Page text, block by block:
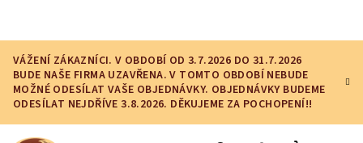
obsah
VÁŽENÍ ZÁKAZNÍCI. V OBDOBÍ OD 3.7.2026 DO 31.7.2026
BUDE NAŠE FIRMA UZAVŘENA. V TOMTO OBDOBÍ NEBUDE
MOŽNÉ ODESÍLAT VAŠE OBJEDNÁVKY. OBJEDNÁVKY BUDEME
ODESÍLAT NEJDŘÍVE 3.8.2026. DĚKUJEME ZA POCHOPENÍ!!